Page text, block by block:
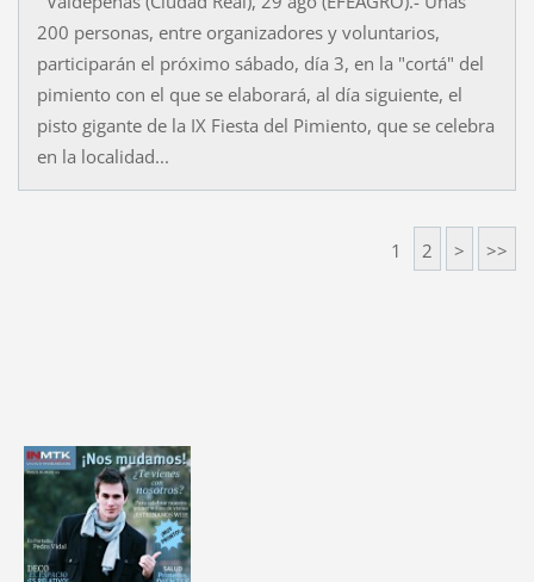
200 personas, entre organizadores y voluntarios,
participarán el próximo sábado, día 3, en la "cortá" del
pimiento con el que se elaborará, al día siguiente, el
pisto gigante de la IX Fiesta del Pimiento, que se celebra
en la localidad...
1 2 > >>